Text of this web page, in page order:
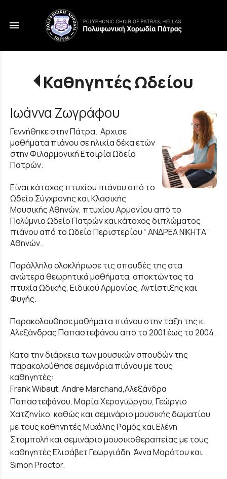
menu
Καθηγητές Ωδείου
Ιωάννα Ζωγράφου
Γεννήθηκε στην Πάτρα. Αρχισε
μαθήματα πιάνου σε ηλικία δέκα ετών
στην Φιλαρμονική Εταιρία Ωδείο
Πατρών.
Είναι κάτοχος πτυχίου πιάνου από το
Ωδείο Σύγχρονης και Κλασικής
Μουσικής Αθηνών, πτυχίου Αρμονίου από το
Πολύμνιο Ωδείο Πατρών και κάτοχος διπλώματος
πιάνου από το Ωδείο Περιστερίου “ ΑΝΔΡΕΑ ΝΙΚΗΤΑ”
Αθηνών.
Παράλληλα ολοκλήρωσε τις σπουδές της στα
ανώτερα θεωρητικά μαθήματα, αποκτώντας τα
πτυχία Ωδικής, Ειδικού Αρμονίας, Αντίστιξης και
Φυγής.
Παρακολούθησε μαθήματα πιάνου στην τάξη της κ.
Αλεξάνδρας Παπαστεφάνου από το 2001 έως το 2004.
Κατα την διάρκεια των μουσικών σπουδών της
παρακολούθησε σεμινάρια πιάνου με τους
καθηγητές:
Frank Wibaut, Andre Marchand,Aλεξάνδρα
Παπαστεφάνου, Μαρία Χερογιώργου, Γεώργιο
Χατζηνίκο, καθώς και σεμινάριο μουσικής δωματίου
με τους καθηγητές Μιχάλης Ραμός και Ελένη
Σταμπολή και σεμινάριο μουσικοθεραπείας με τους
καθηγητές Ελισάβετ Γεωργιάδη, Άννα Μαράτου και
Simon Proctor.